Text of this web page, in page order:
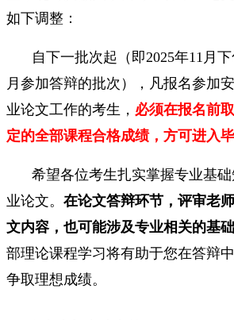
如下调整：
自下一批次起（即2025年11月
月参加答辩的批次），凡报名参加
业论文工作的考生， 必须在报名前
定的全部课程合格成绩，方可进入毕
希望各位考生扎实掌握专业基
业论文。 在论文答辩环节，评审老
文内容，也可能涉及专业相关的基
部理论课程学习将有助于您在答辩
争取理想成绩。